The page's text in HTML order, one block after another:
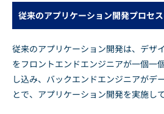
従来のアプリケーション開発プロセ
従来のアプリケーション開発は、デザ
をフロントエンドエンジニアが一個一
し込み、バックエンドエンジニアがデ
とで、アプリケーション開発を実施し